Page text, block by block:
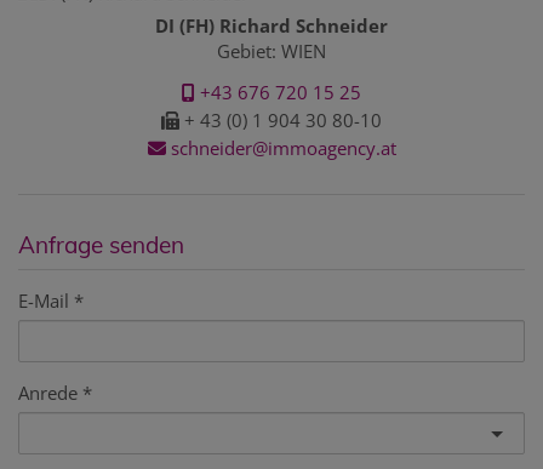
DI (FH) Richard Schneider
Gebiet: WIEN
+43 676 720 15 25
+ 43 (0) 1 904 30 80-10
schneider@immoagency.at
Anfrage senden
E-Mail
Anrede